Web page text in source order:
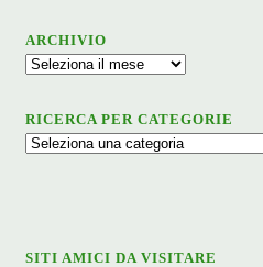
ARCHIVIO
Archivio
RICERCA PER CATEGORIE
Ricerca
SITI AMICI DA VISITARE